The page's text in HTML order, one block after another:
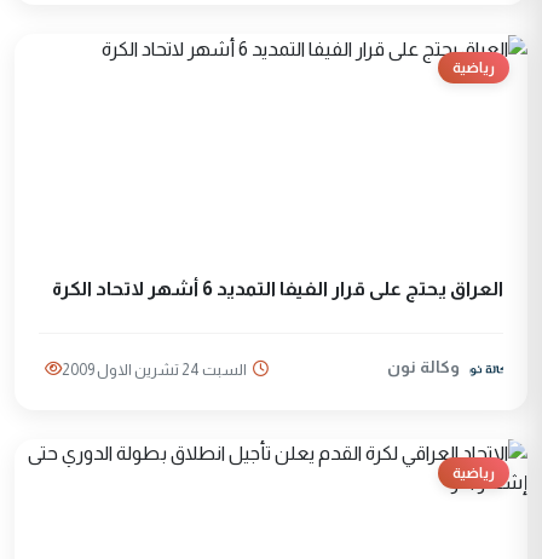
رياضية
العراق يحتج على قرار الفيفا التمديد 6 أشهر لاتحاد الكرة
وكالة نون السبت 24 تشرين الاول 2009
رياضية